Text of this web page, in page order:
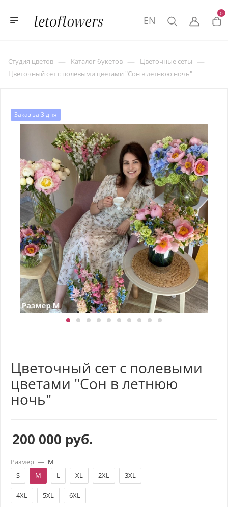
0
EN
Студия цветов — Каталог букетов — Цветочные сеты —
Цветочный сет с полевыми цветами "Сон в летнюю ночь"
Заказ за 3 дня
Цветочный сет с полевыми
цветами "Сон в летнюю
ночь"
200 000 руб.
Размер — M
S
M L XL 2XL 3XL
4XL 5XL 6XL